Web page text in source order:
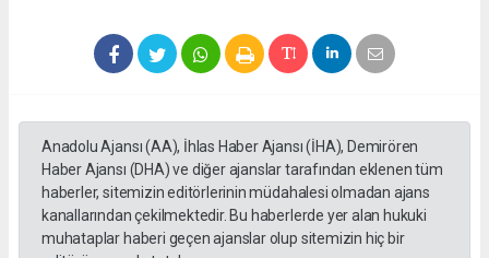
Anadolu Ajansı (AA), İhlas Haber Ajansı (İHA), Demirören
Haber Ajansı (DHA) ve diğer ajanslar tarafından eklenen tüm
haberler, sitemizin editörlerinin müdahalesi olmadan ajans
kanallarından çekilmektedir. Bu haberlerde yer alan hukuki
muhataplar haberi geçen ajanslar olup sitemizin hiç bir